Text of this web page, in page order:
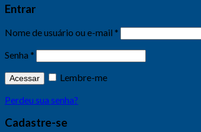
Entrar
Nome de usuário ou e-mail *
Senha *
Acessar
Lembre-me
Perdeu sua senha?
Cadastre-se